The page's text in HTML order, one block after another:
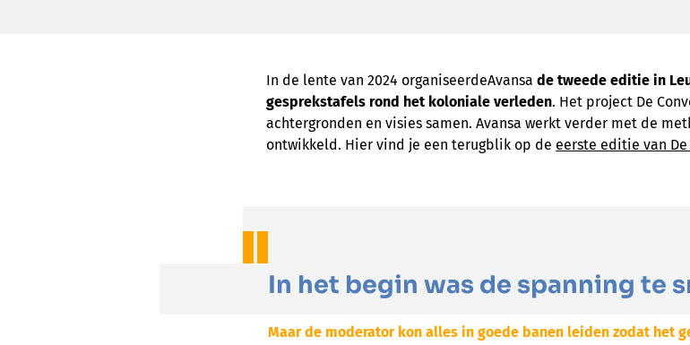
In de lente van 2024 organiseerdeAvansade tweede editie in
gesprekstafels rond het koloniale verleden. Het project De
achtergronden en visies samen. Avansa werkt verder met de
ontwikkeld. Hier vind je een terugblik op de eerste editie van
In het begin was de spanning te
Maar de moderator kon alles in goede banen leiden zodat het